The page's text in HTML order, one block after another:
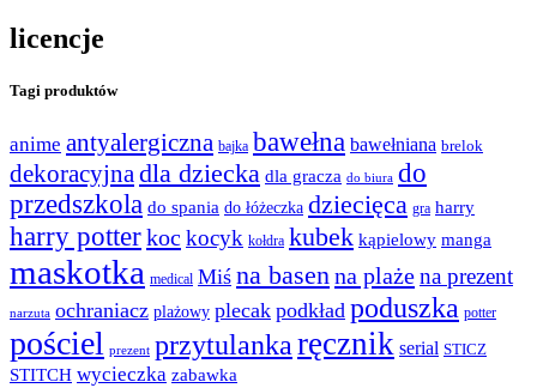
licencje
Tagi produktów
anime antyalergiczna bajka bawełna bawełniana brelok
dekoracyjna dla dziecka dla gracza do biura do
przedszkola do spania do łóżeczka dziecięca gra harry
harry potterkoc kocyk kołdra kubek kąpielowy manga
maskotka medical Miś na basenna plażena prezent
narzuta ochraniacz plażowy plecak podkład poduszka potter
pościel prezent przytulankaręcznik serial STICZ
STITCH wycieczka zabawka